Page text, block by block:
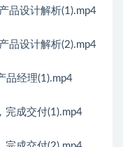
品设计解析(1).mp4
品设计解析(2).mp4
品经理(1).mp4
完成交付(1).mp4